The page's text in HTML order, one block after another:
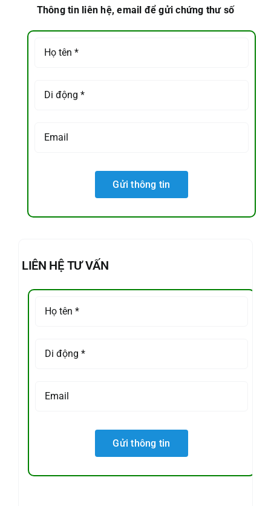
Thông tin liên hệ, email để gửi chứng thư số
LIÊN HỆ TƯ VẤN